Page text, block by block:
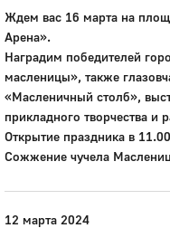
Ждем вас 16 марта на
Арена».
Наградим победителей
масленицы», также
«Масленичный столб»,
прикладного творчества и
Открытие праздника в
Сожжение чучела
12 марта 2024